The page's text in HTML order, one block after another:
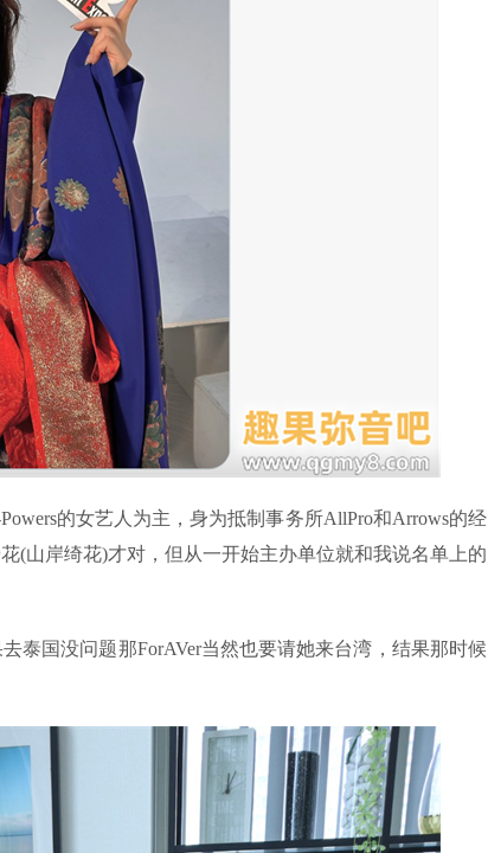
的女艺人为主，身为抵制事务所AllPro和Arrows的经
(山岸绮花)才对，但从一开始主办单位就和我说名单上的
泰国没问题那ForAVer当然也要请她来台湾，结果那时候